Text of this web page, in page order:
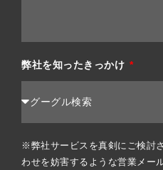
弊社を知ったきっかけ
※弊社サービスを真剣にご検討
わせを妨害するような営業メー